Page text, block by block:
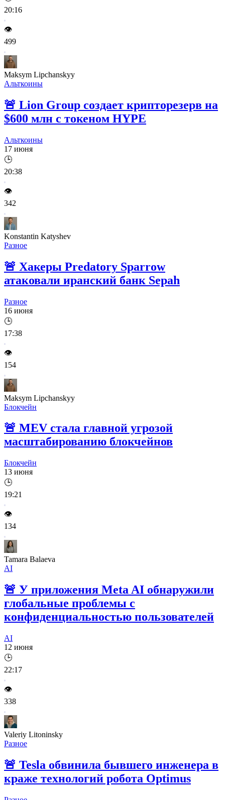
20:16
👁️
499
Maksym Lipchanskyy
Альткоины
🚨 Lion Group создает крипторезерв на
$600 млн с токеном HYPE
Альткоины
17 июня
🕒
20:38
👁️
342
Konstantin Katyshev
Разное
🚨 Хакеры Predatory Sparrow
атаковали иранский банк Sepah
Разное
16 июня
🕒
17:38
👁️
154
Maksym Lipchanskyy
Блокчейн
🚨 MEV стала главной угрозой
масштабированию блокчейнов
Блокчейн
13 июня
🕒
19:21
👁️
134
Tamara Balaeva
AI
🚨 У приложения Meta AI обнаружили
глобальные проблемы с
конфиденциальностью пользователей
AI
12 июня
🕒
22:17
👁️
338
Valeriy Litoninsky
Разное
🚨 Tesla обвинила бывшего инженера в
краже технологий робота Optimus